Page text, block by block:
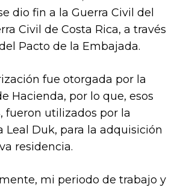
dio fin a la Guerra Civil del
Civil de Costa Rica, a través
Pacto de la Embajada.
fue otorgada por la
Hacienda, por lo que, esos
fueron utilizados por la
Leal Duk, para la adquisición
residencia.
mi periodo de trabajo y